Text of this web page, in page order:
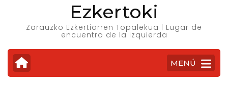
Ezkertoki
Zarauzko Ezkertiarren Topalekua | Lugar de
encuentro de la izquierda
MENÚ